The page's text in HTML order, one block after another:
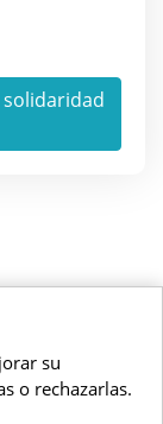
su
o rechazarlas.